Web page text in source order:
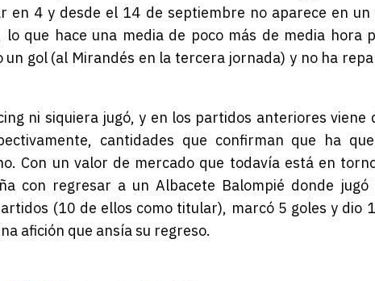
en 4 y desde el 14 de septiembre no aparece en un
lo que hace una media de poco más de media hora
un gol (al Mirandés en la tercera jornada) y no ha
ni siquiera jugó, y en los partidos anteriores viene
cantidades que confirman que ha
Con un valor de mercado que todavía está en
con regresar a un Albacete Balompié donde
(10 de ellos como titular), marcó 5 goles y dio
afición que ansía su regreso.